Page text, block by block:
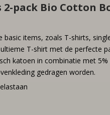
pack Bio Cotton
basic items, zoals T-shirts,
T-shirt met de perfecte
katoen in combinatie met
gedragen worden.